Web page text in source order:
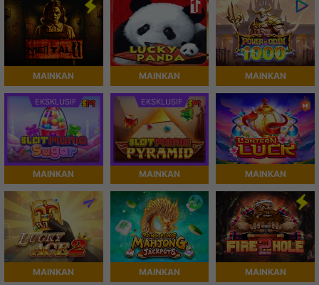
MAINKAN MAINKAN MAINKAN
EKSKLUSIF
MAINKAN
EKSKLUSIF
MAINKAN MAINKAN
MAINKAN MAINKAN MAINKAN